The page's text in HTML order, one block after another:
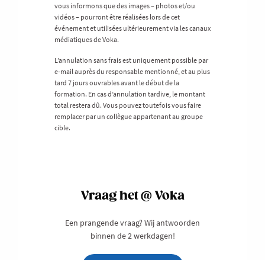
vous informons que des images – photos et/ou
vidéos – pourront être réalisées lors de cet
événement et utilisées ultérieurement via les canaux
médiatiques de Voka.
L’annulation sans frais est uniquement possible par
e-mail auprès du responsable mentionné, et au plus
tard 7 jours ouvrables avant le début de la
formation. En cas d’annulation tardive, le montant
total restera dû. Vous pouvez toutefois vous faire
remplacer par un collègue appartenant au groupe
cible.
Vraag het @ Voka
Een prangende vraag? Wij antwoorden
binnen de 2 werkdagen!